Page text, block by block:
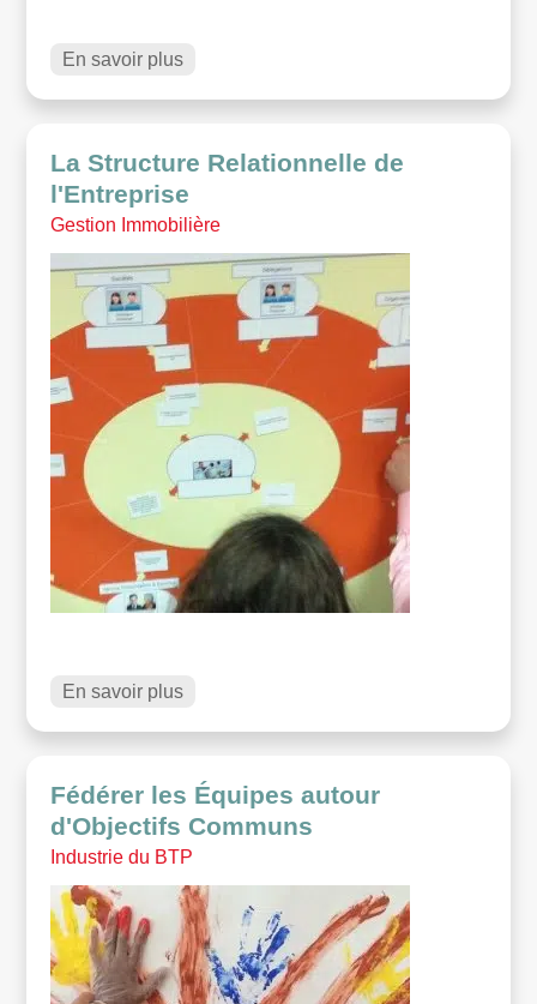
En savoir plus
La Structure Relationnelle de
l'Entreprise
Gestion Immobilière
En savoir plus
Fédérer les Équipes autour
d'Objectifs Communs
Industrie du BTP